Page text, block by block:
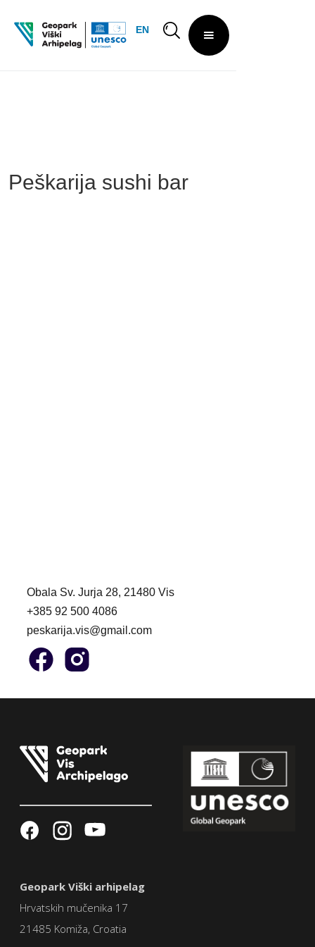
EN
Peškarija sushi bar
Obala Sv. Jurja 28, 21480 Vis
+385 92 500 4086
peskarija.vis@gmail.com
Geopark Viški arhipelag
Hrvatskih mučenika 17
21485 Komiža, Croatia